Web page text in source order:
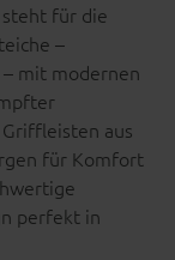
für die
–
mit modernen
aus
für Komfort
perfekt in